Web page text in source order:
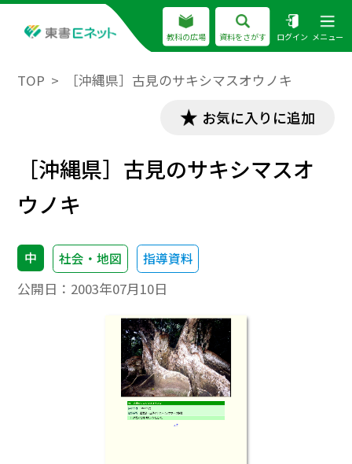
教科の広場 資料をさがす ログイン メニュー
TOP ［沖縄県］古見のサキシマスオウノキ
お気に入りに追加
［沖縄県］古見のサキシマスオ
ウノキ
中 社会・地図 指導資料
公開日： 2003年07月10日